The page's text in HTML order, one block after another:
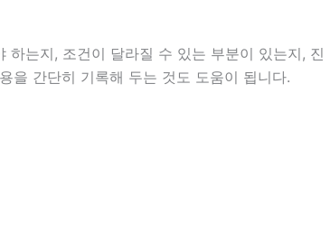
는지, 조건이 달라질 수 있는 부분이 있는지, 진
을 간단히 기록해 두는 것도 도움이 됩니다.